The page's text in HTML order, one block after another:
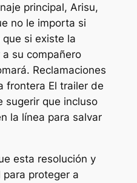
principal, Arisu,
no le importa si
si existe la
su compañero
Reclamaciones
frontera El trailer de
sugerir que incluso
la línea para salvar
esta resolución y
proteger a